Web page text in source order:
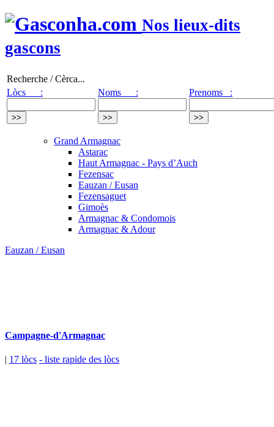
Nos lieux-dits
gascons
Recherche / Cèrca...
Lòcs :
Noms : Prenoms :
Grand Armagnac
Astarac
Haut Armagnac - Pays d’Auch
Fezensac
Eauzan / Eusan
Fezensaguet
Gimoès
Armagnac & Condomois
Armagnac & Adour
Eauzan / Eusan
Campagne-d'Armagnac
| 17 lòcs - liste rapide des lòcs